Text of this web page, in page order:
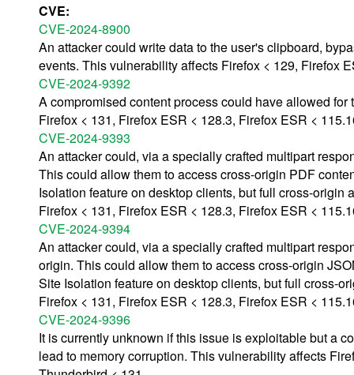
CVE:
CVE-2024-8900
An attacker could write data to the user's clipboard,
events. This vulnerability affects Firefox < 129, Firefox
CVE-2024-9392
A compromised content process could have allowed
Firefox < 131, Firefox ESR < 128.3, Firefox ESR <
CVE-2024-9393
An attacker could, via a specially crafted multipart
This could allow them to access cross-origin PDF
Isolation feature on desktop clients, but full cross-
Firefox < 131, Firefox ESR < 128.3, Firefox ESR <
CVE-2024-9394
An attacker could, via a specially crafted multipart
origin. This could allow them to access cross-origin
Site Isolation feature on desktop clients, but full cross-
Firefox < 131, Firefox ESR < 128.3, Firefox ESR <
CVE-2024-9396
It is currently unknown if this issue is exploitable but a
lead to memory corruption. This vulnerability affects